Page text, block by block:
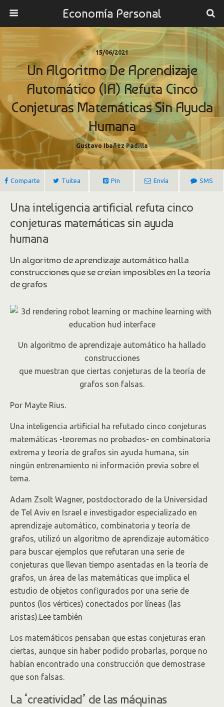
Economía Personal
15/06/2021
Un Algoritmo De Aprendizaje
Automático (IA) Refuta Cinco
Conjeturas Matemáticas Sin Ayuda
Humana
Gustavo Ibañez Padilla
Comparte Tuitea Pin Envía SMS
Una inteligencia artificial refuta cinco
conjeturas matemáticas sin ayuda
humana
Un algoritmo de aprendizaje automático halla
construcciones que se creían imposibles en la teoría
de grafos
Un algoritmo de aprendizaje automático ha hallado
construcciones
que muestran que ciertas conjeturas de la teoría de
grafos son falsas.
Por Mayte Rius.
Una inteligencia artificial ha refutado cinco conjeturas
matemáticas -teoremas no probados- en combinatoria
extrema y teoría de grafos sin ayuda humana, sin
ningún entrenamiento ni información previa sobre el
tema.
Adam Zsolt Wagner, postdoctorado de la Universidad
de Tel Aviv en Israel e investigador especializado en
aprendizaje automático, combinatoria y teoría de
grafos, utilizó un algoritmo de aprendizaje automático
para buscar ejemplos que refutaran una serie de
conjeturas que llevan tiempo asentadas en la teoría de
grafos, un área de las matemáticas que implica el
estudio de objetos configurados por una serie de
puntos (los vértices) conectados por líneas (las
aristas).Lee también
Los matemáticos pensaban que estas conjeturas eran
ciertas, aunque sin haber podido probarlas, porque no
habían encontrado una construcción que demostrase
que son falsas.
La ‘creatividad’ de las máquinas